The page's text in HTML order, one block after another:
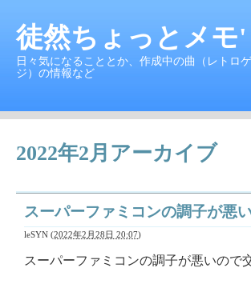
徒然ちょっとメモ'
日々気になることとか、作成中の曲（レトロ
ジ）の情報など
2022年2月アーカイブ
スーパーファミコンの調子が悪
leSYN (2022年2月28日 20:07)
スーパーファミコンの調子が悪いので